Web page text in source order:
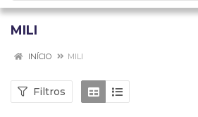
MILI
INÍCIO MILI
Filtros